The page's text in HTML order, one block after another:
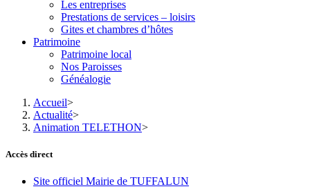
Les entreprises
Prestations de services – loisirs
Gites et chambres d’hôtes
Patrimoine
Patrimoine local
Nos Paroisses
Généalogie
Accueil>
Actualité>
Animation TELETHON>
Accès direct
Site officiel Mairie de TUFFALUN